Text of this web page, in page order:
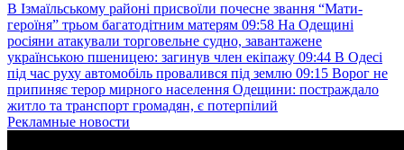
В Ізмаїльському районі присвоїли почесне звання “Мати-
героїня” трьом багатодітним матерям 09:58 На Одещині
росіяни атакували торговельне судно, завантажене
українською пшеницею: загинув член екіпажу 09:44 В Одесі
під час руху автомобіль провалився під землю 09:15 Ворог не
припиняє терор мирного населення Одещини: постраждало
житло та транспорт громадян, є потерпілий
Рекламные новости